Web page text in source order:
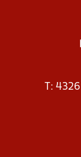
T: